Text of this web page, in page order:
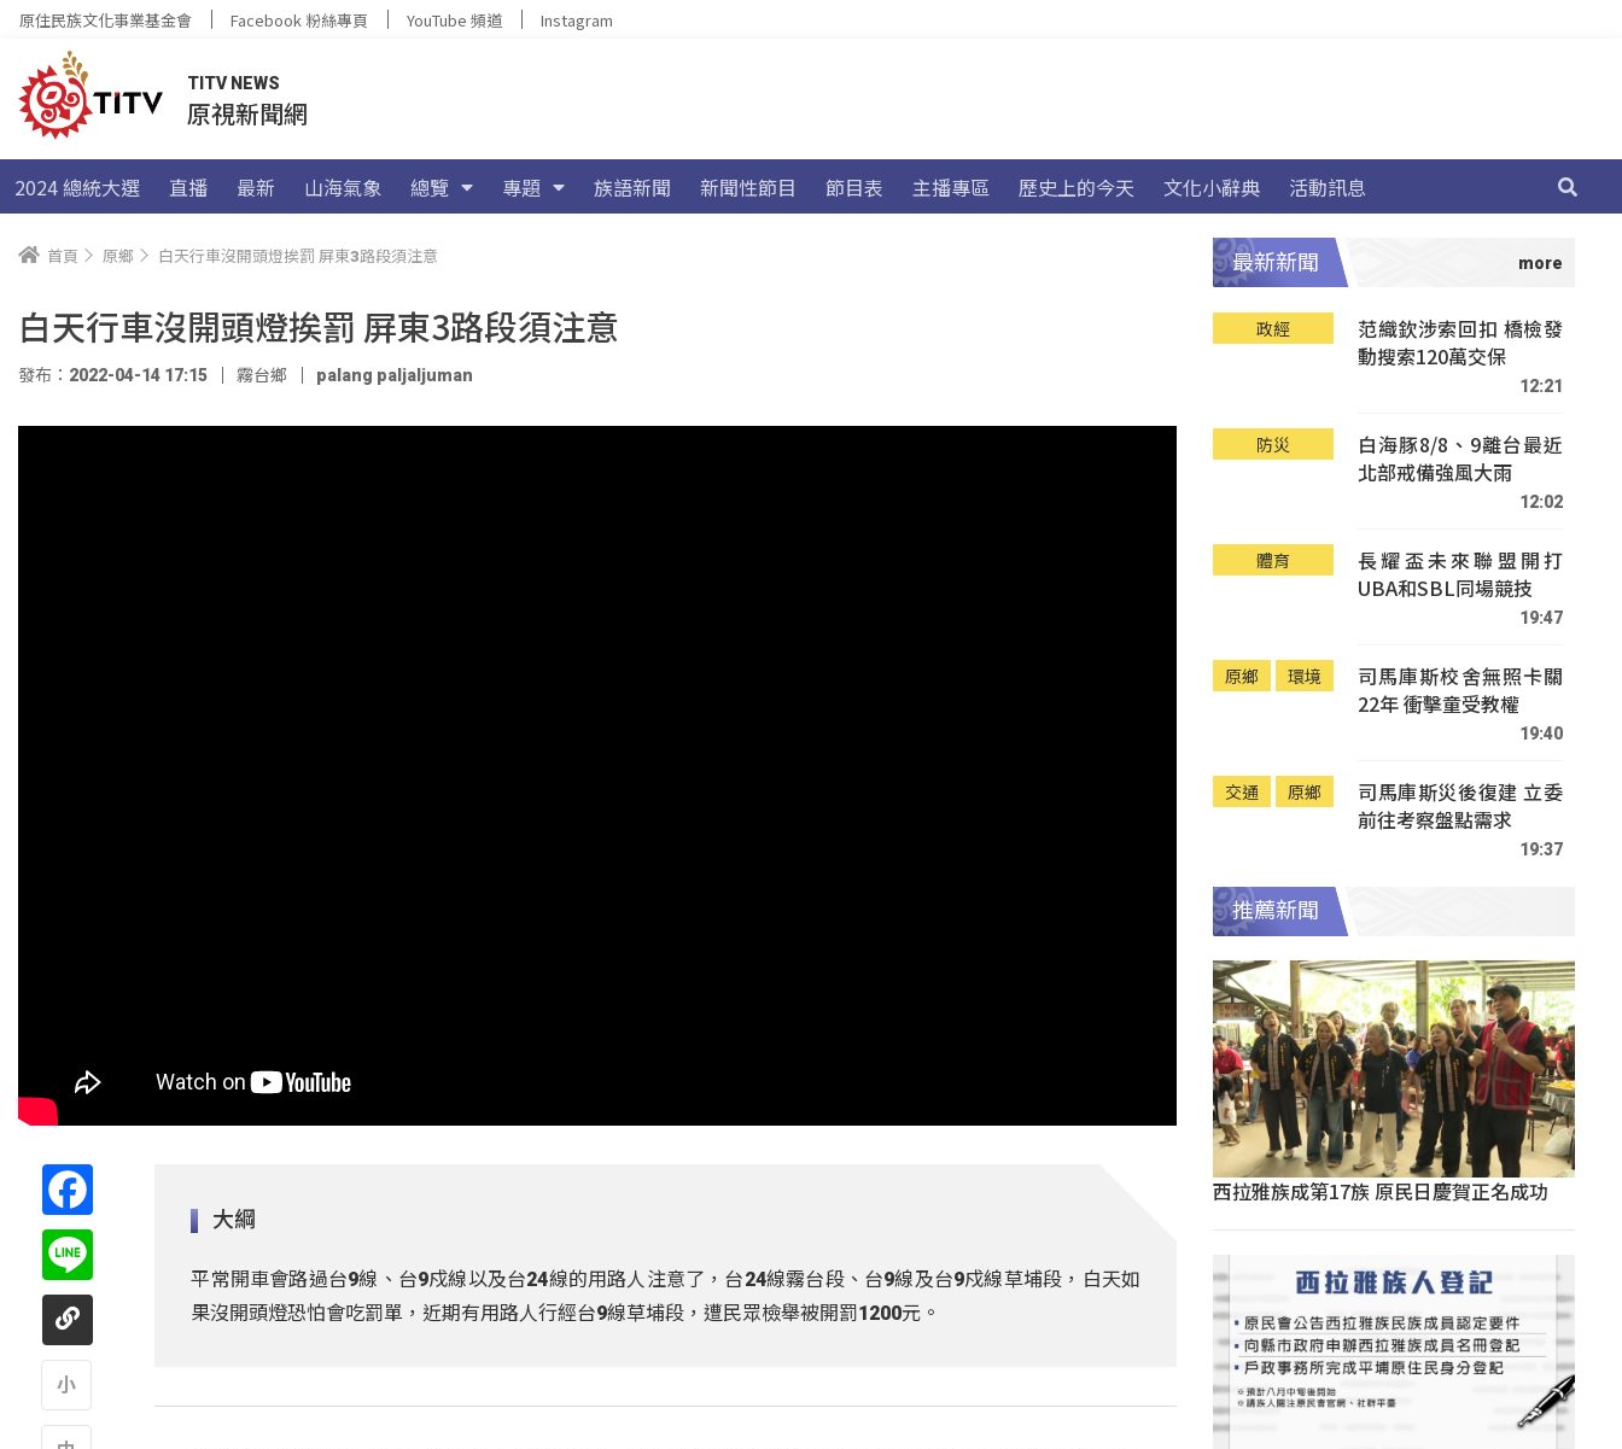
原住民族文化事業基金會 Facebook 粉絲專頁 YouTube 頻道 Instagram
TITV NEWS
原視新聞網
2024 總統大選 直播 最新 山海氣象 總覽 專題 族語新聞 新聞性節目 節目表 主播專區 歷史上的今天 文化小辭典 活動訊息
首頁 原鄉 白天行車沒開頭燈挨罰 屏東3路段須注意
白天行車沒開頭燈挨罰 屏東3路段須注意
發布：2022-04-14 17:15 霧台鄉 palang paljaljuman
大綱
平常開車會路過台9線、台9戍線以及台24線的用路人注意了，台24線霧台段、台9線及台9戍線草埔段，白天如
果沒開頭燈恐怕會吃罰單，近期有用路人行經台9線草埔段，遭民眾檢舉被開罰1200元。
最新新聞
政經
范織欽涉索回扣 橋檢發
動搜索120萬交保
12:21
防災
白海豚8/8、9離台最近
北部戒備強風大雨
12:02
體育
長耀盃未來聯盟開打
UBA和SBL同場競技
19:47
原鄉 環境
司馬庫斯校舍無照卡關
22年 衝擊童受教權
19:40
交通 原鄉
司馬庫斯災後復建 立委
前往考察盤點需求
19:37
推薦新聞
西拉雅族成第17族 原民日慶賀正名成功